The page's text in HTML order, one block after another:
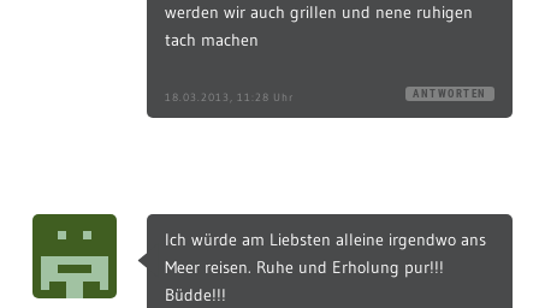
werden wir auch grillen und nene ruhigen
tach machen
18.03.2013, 11:28 Uhr ANTWORTEN
Ich würde am Liebsten alleine irgendwo ans
Meer reisen. Ruhe und Erholung pur!!!
Büdde!!!